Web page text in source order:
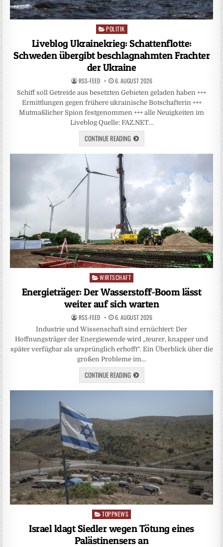
Posted
POLITIK
Liveblog Ukrainekrieg: Schattenflotte:
Schweden übergibt beschlagnahmten Frachter
der Ukraine
RSS-FEED 6. AUGUST 2026
Schiff soll Getreide aus besetzten Gebieten geladen haben +++
Ermittlungen gegen frühere ukrainische Botschafterin +++
Mutmaßlicher Spion festgenommen +++ alle Neuigkeiten im
Liveblog Quelle: FAZ.NET…
CONTINUE READING
Posted
WIRTSCHAFT
Energieträger: Der Wasserstoff-Boom lässt
weiter auf sich warten
RSS-FEED 6. AUGUST 2026
Industrie und Wissenschaft sind ernüchtert: Der
Hoffnungsträger der Energiewende wird „teurer, knapper und
später verfügbar als ursprünglich erhofft“. Ein Überblick über die
großen Probleme im…
CONTINUE READING
Posted
in
TOPPNEWS
Israel klagt Siedler wegen Tötung eines
Palästinensers an